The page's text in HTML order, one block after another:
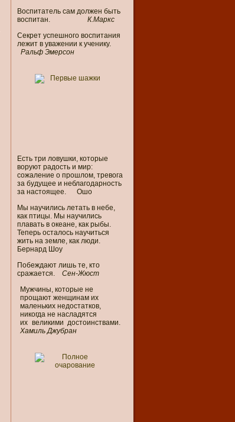
Воспитатель сам должен быть
воспитан.
К.Маркс
Секрет успешного воспитания
лежит в уважении к ученику.
Ральф Эмерсон
Есть три ловушки, которые
воруют радость и мир:
сожаление о прошлом, тревога
за будущее и неблагодарность
за настоящее. Ошо
Мы научились летать в небе,
как птицы. Мы научились
плавать в океане, как рыбы.
Теперь осталось научиться
жить на земле, как люди.
Бернард Шоу
Побеждают лишь те, кто
сражается.
Сен-Жюст
Мужчины, которые не
прощают женщинам их
маленьких недостатков,
никогда не насладятся
их великими достоинствами.
Хамиль Джубран